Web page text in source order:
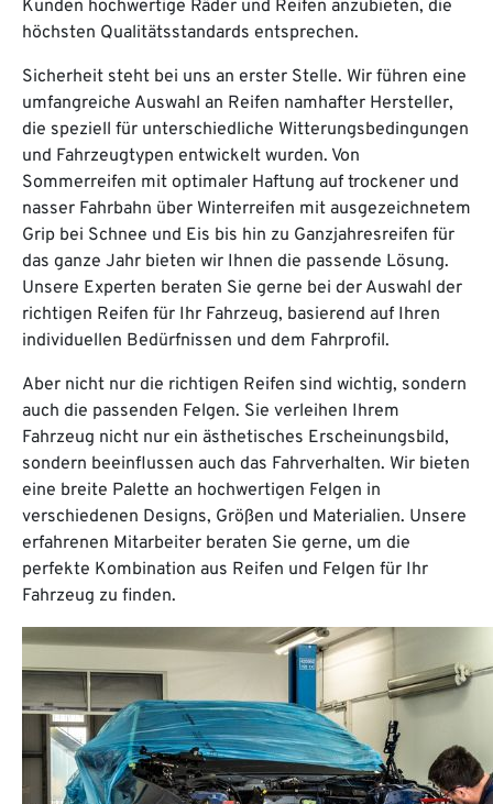
Kunden hochwertige Räder und Reifen anzubieten, die
höchsten Qualitätsstandards entsprechen.
Sicherheit steht bei uns an erster Stelle. Wir führen eine
umfangreiche Auswahl an Reifen namhafter Hersteller,
die speziell für unterschiedliche Witterungsbedingungen
und Fahrzeugtypen entwickelt wurden. Von
Sommerreifen mit optimaler Haftung auf trockener und
nasser Fahrbahn über Winterreifen mit ausgezeichnetem
Grip bei Schnee und Eis bis hin zu Ganzjahresreifen für
das ganze Jahr bieten wir Ihnen die passende Lösung.
Unsere Experten beraten Sie gerne bei der Auswahl der
richtigen Reifen für Ihr Fahrzeug, basierend auf Ihren
individuellen Bedürfnissen und dem Fahrprofil.
Aber nicht nur die richtigen Reifen sind wichtig, sondern
auch die passenden Felgen. Sie verleihen Ihrem
Fahrzeug nicht nur ein ästhetisches Erscheinungsbild,
sondern beeinflussen auch das Fahrverhalten. Wir bieten
eine breite Palette an hochwertigen Felgen in
verschiedenen Designs, Größen und Materialien. Unsere
erfahrenen Mitarbeiter beraten Sie gerne, um die
perfekte Kombination aus Reifen und Felgen für Ihr
Fahrzeug zu finden.